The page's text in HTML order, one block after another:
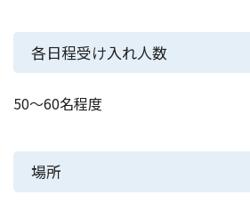
各日程受け入れ人数
50～60名程度
場所